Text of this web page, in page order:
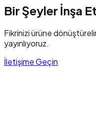
Bir Şeyler İnşa
Fikrinizi ürüne
yayınlıyoruz.
İletişime Geçin